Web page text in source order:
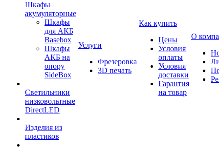
Шкафы
акумуляторные
Шкафы
для АКБ
Basebox
Шкафы
АКБ на
опору
SideBox
Светильники
низковольтные
DirectLED
Изделия из
пластиков
Услуги
Фрезеровка
3D печать
Как купить
Цены
Условия
оплаты
Условия
доставки
Гарантия
на товар
О